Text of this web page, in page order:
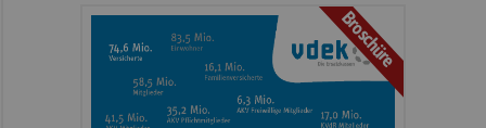
Informationen
Broschüre